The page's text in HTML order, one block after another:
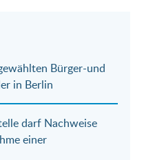
Bürger-und
in Berlin
darf Nachweise
einer